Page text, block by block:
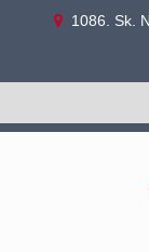
1086. Sk.